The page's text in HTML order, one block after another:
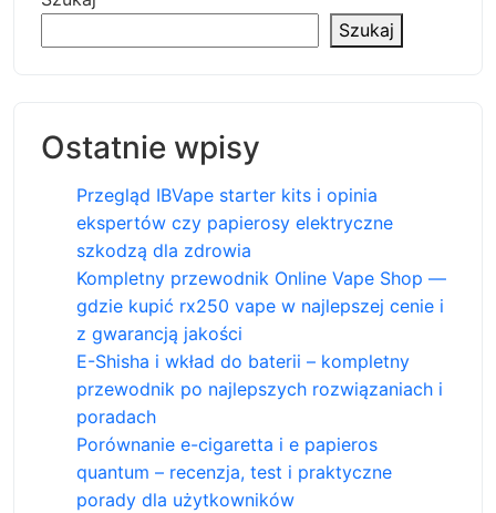
Szukaj
Ostatnie wpisy
Przegląd IBVape starter kits i opinia
ekspertów czy papierosy elektryczne
szkodzą dla zdrowia
Kompletny przewodnik Online Vape Shop —
gdzie kupić rx250 vape w najlepszej cenie i
z gwarancją jakości
E-Shisha i wkład do baterii – kompletny
przewodnik po najlepszych rozwiązaniach i
poradach
Porównanie e-cigaretta i e papieros
quantum – recenzja, test i praktyczne
porady dla użytkowników